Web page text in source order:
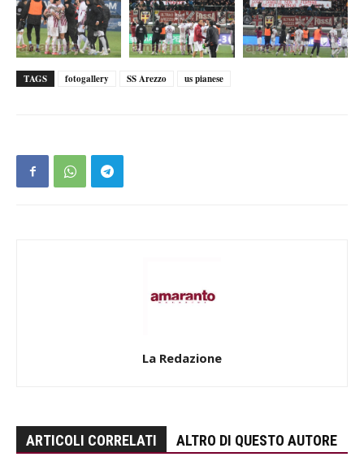
TAGS fotogallery SS Arezzo us pianese
La Redazione
ARTICOLI CORRELATI ALTRO DI QUESTO AUTORE